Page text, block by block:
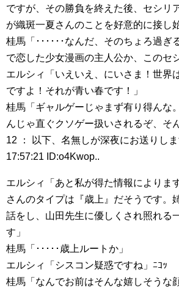
ですが、その勝負を終えた後、セシリ
が織斑一夏さんのことを好意的に接し
桂馬「･･････なんだ、そのちょろ過ぎ
で恋した少女漫画の主人公か、このセ
エルシィ「いえいえ、にいさま！世界
ですよ！それが青い春です！」
桂馬「ギャルゲーじゃまず有り得んな
んじゃ直ぐクソゲー扱いされるぞ、そ
12 ： 以下、名無しが深夜にお送りし
17:57:21 ID:o4Kwop..
エルシィ「あと私が得た情報によりま
さんのタイプは『歳上』だそうです。
話をし、山田先生に優しくされ照れる
す」
桂馬「･････歳上ルートか」
エルシィ「シスコン疑惑ですね」ﾆｺｯ
桂馬「なんでお前はそんな嬉しそうな